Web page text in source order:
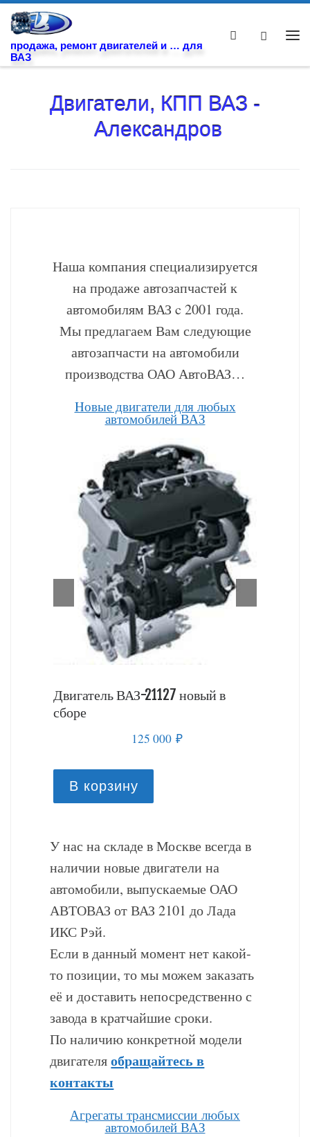
Skip to content
продажа, ремонт двигателей и … для
ВАЗ
Search
Двигатели, КПП ВАЗ -
Александров
Наша компания специализируется
на продаже автозапчастей к
автомобилям ВАЗ c 2001 года.
Мы предлагаем Вам следующие
автозапчасти на автомобили
производства ОАО АвтоВАЗ…
Hовые двигатели для любых
автомобилей ВАЗ
Двигатель ВАЗ-21127 новый в
сборе
125 000 ₽
В корзину
У нас на складе в Москве всегда в
наличии новые двигатели на
автомобили, выпускаемые ОАО
АВТОВАЗ от ВАЗ 2101 до Лада
ИКС Рэй.
Если в данный момент нет какой-
то позиции, то мы можем заказать
её и доставить непосредственно с
завода в кратчайшие сроки.
По наличию конкретной модели
двигателяобращайтесь в
контакты
Агрегаты трансмиссии любых
автомобилей ВАЗ